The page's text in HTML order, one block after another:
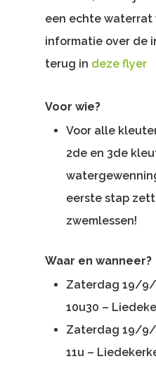
een echte waterrat
informatie over de
terug in deze flyer
Voor wie?
Voor alle
2de en 3de
eerste stap
zwemlessen!
Waar en wanneer?
Zaterdag 19/9/
10u30 –
Zaterdag 19/9/
11u –